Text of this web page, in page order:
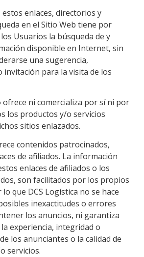
enlaces, directorios y
en el Sitio Web tiene por
Usuarios la búsqueda de y
disponible en Internet, sin
una sugerencia,
invitación para la visita de los
ofrece ni comercializa por sí ni por
los productos y/o servicios
sitios enlazados.
contenidos patrocinados,
de afiliados. La información
enlaces de afiliados o los
son facilitados por los propios
lo que DCS Logística no se hace
inexactitudes o errores
los anuncios, ni garantiza
experiencia, integridad o
los anunciantes o la calidad de
servicios.